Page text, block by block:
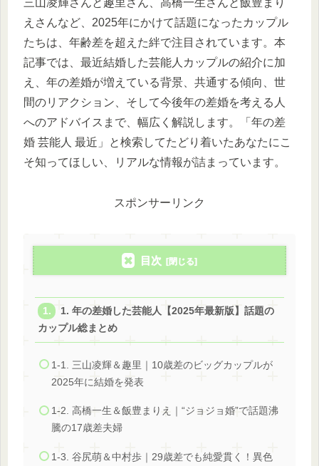
三山凌輝さんと趣里さん、高橋一生さんと飯豊まり
えさんなど、2025年にかけて話題になったカップル
たちは、年齢差を超えた絆で注目されています。本
記事では、最近結婚した芸能人カップルの紹介に加
え、年の差婚が増えている背景、共通する傾向、世
間のリアクション、そして今後年の差婚を考える人
へのアドバイスまで、幅広く解説します。「年の差
婚 芸能人 最近」と検索してたどり着いたあなたにこ
そ知ってほしい、リアルな情報が詰まっています。
スポンサーリンク
目次
1. 年の差婚した芸能人【2025年最新版】話題の
カップル総まとめ
1-1. 三山凌輝＆趣里｜10歳差のビッグカップルが
2025年に結婚を発表
1-2. 高橋一生＆飯豊まりえ｜“ジョジョ婚”で話題沸
騰の17歳差夫婦
1-3. 谷尻萌＆中村歩｜29歳差でも純愛貫く！異色